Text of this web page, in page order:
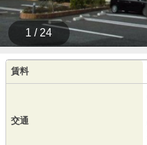
1 / 24
賃料
交通